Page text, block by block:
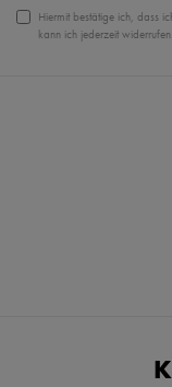
Hiermit bestätige ich, dass
kann ich jederzeit widerrufen.